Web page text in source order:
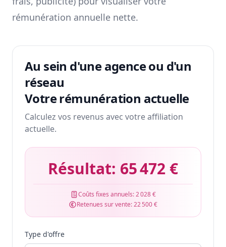
rémunération annuelle nette.
Au sein d'une agence ou d'un
réseau
Votre rémunération actuelle
Calculez vos revenus avec votre affiliation
actuelle.
Résultat: 65 472 €
Coûts fixes annuels:2 028 €
Retenues sur vente:22 500 €
Type d'offre